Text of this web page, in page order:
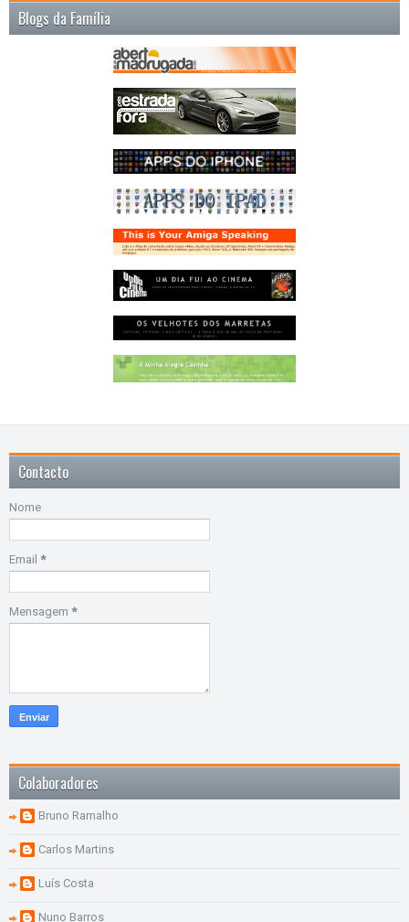
Blogs da Família
Contacto
Nome
Email *
Mensagem *
Colaboradores
Bruno Ramalho
Carlos Martins
Luís Costa
Nuno Barros